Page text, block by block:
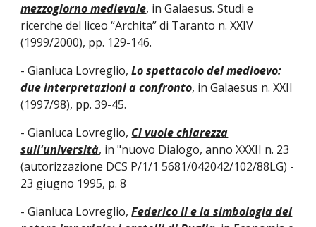
mezzogiorno medievale, in Galaesus. Studi e
ricerche del liceo “Archita” di Taranto n. XXIV
(1999/2000), pp. 129-146.
- Gianluca Lovreglio,Lo spettacolo del medioevo:
due interpretazioni a confronto, in Galaesus n. XXII
(1997/98), pp. 39-45.
- Gianluca Lovreglio, Ci vuole chiarezza
sull'università, in "nuovo Dialogo, anno XXXII n. 23
(autorizzazione DCS P/1/1 5681/042042/102/88LG) -
23 giugno 1995, p. 8
- Gianluca Lovreglio,Federico II e la simbologia del